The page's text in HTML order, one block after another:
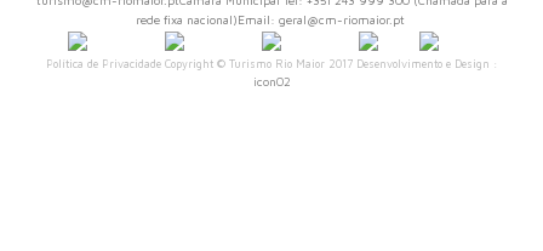
rede fixa nacional)Email: geral@cm-riomaior.pt
Política de PrivacidadeCopyright © Turismo Rio Maior 2017 Desenvolvimento e Design :
iconO2